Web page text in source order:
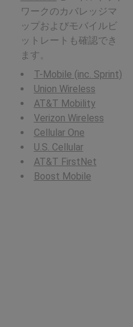
ワークのカバレッジマ
ップおよびモバイルビ
ットレートも確認でき
ます。
T-Mobile (inc. Sprint)
Union Wireless
AT&T Mobility
Verizon Wireless
Cellular One
U.S. Cellular
AT&T FirstNet
Boost Mobile